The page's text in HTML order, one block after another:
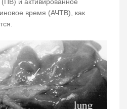
и активированное
время (АЧТВ), как